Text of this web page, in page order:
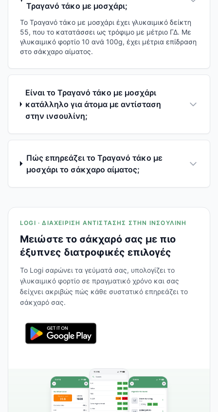
Τραγανό τάκο με μοσχάρι;
Το Τραγανό τάκο με μοσχάρι έχει γλυκαιμικό δείκτη
55, που το κατατάσσει ως τρόφιμο με μέτριο ΓΔ. Με
γλυκαιμικό φορτίο 10 ανά 100g, έχει μέτρια επίδραση
στο σάκχαρο αίματος.
Είναι το Τραγανό τάκο με μοσχάρι
κατάλληλο για άτομα με αντίσταση
στην ινσουλίνη;
Πώς επηρεάζει το Τραγανό τάκο με
μοσχάρι το σάκχαρο αίματος;
LOGI · ΔΙΑΧΕΊΡΙΣΗ ΑΝΤΊΣΤΑΣΗΣ ΣΤΗΝ ΙΝΣΟΥΛΊΝΗ
Μειώστε το σάκχαρό σας με πιο
έξυπνες διατροφικές επιλογές
Το Logi σαρώνει τα γεύματά σας, υπολογίζει το
γλυκαιμικό φορτίο σε πραγματικό χρόνο και σας
δείχνει ακριβώς πώς κάθε συστατικό επηρεάζει το
σάκχαρό σας.